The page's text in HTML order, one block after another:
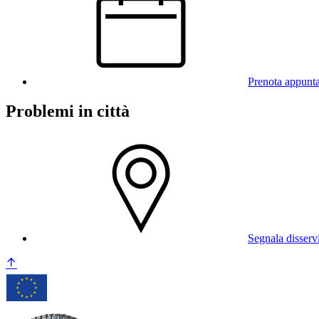
Prenota
Problemi in città
Segnala